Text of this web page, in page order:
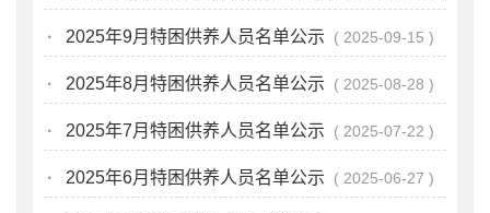
· 2025年9月特困供养人员名单公示 2025-09-15
· 2025年8月特困供养人员名单公示 2025-08-28
· 2025年7月特困供养人员名单公示 2025-07-22
· 2025年6月特困供养人员名单公示 2025-06-27